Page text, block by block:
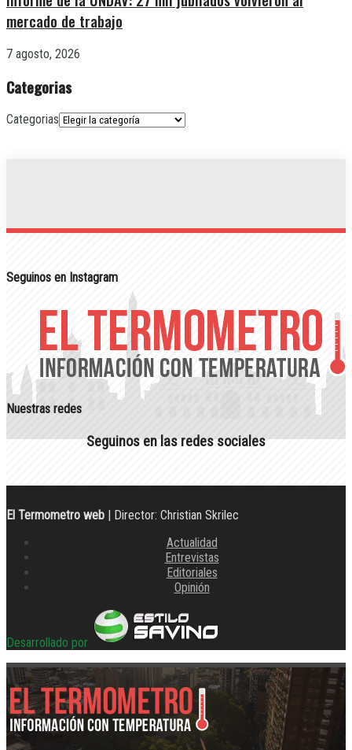
mercado de trabajo
7 agosto, 2026
Categorias
Categorias
Seguinos en Instagram
Nuestras redes
Seguinos en las redes sociales
El Termometro web | Director: Christian Skrilec
Actualidad
Entrevistas
Editoriales
Opinión
Desarrollado por